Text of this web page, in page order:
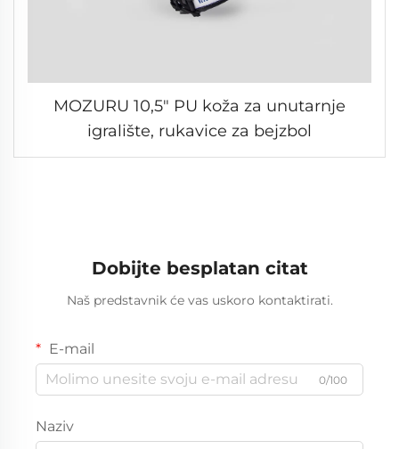
MOZURU 10,5" PU koža za unutarnje
igralište, rukavice za bejzbol
Dobijte besplatan citat
Naš predstavnik će vas uskoro kontaktirati.
E-mail
0/100
Naziv